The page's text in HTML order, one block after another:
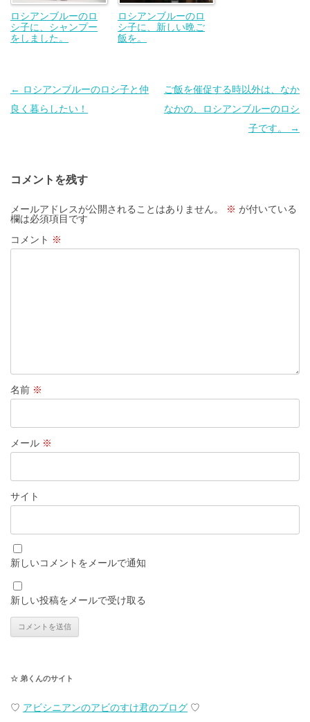
ロシアンブルーのロ
シ子に、シャンプー
をしました。
ロシアンブルーのロ
シ子に、新しい晩ご
飯を。
投
稿
ー
シ
ョ
ン
← ロシアンブルーのロシ子と仲
良く暮らしたい！
ご飯を催促する時以外は、なか
なかの、ロシアンブルーのロシ
子です。
→
コメントを残す
メールアドレスが公開されることはありません。 ※ が付いている
欄は必須項目です
コメント ※
名前 ※
メール ※
サイト
新しいコメントをメールで通知
新しい投稿をメールで受け取る
☆ 弟くんのサイト
♡ アビシニアンのアビのすけ君のブログ ♡